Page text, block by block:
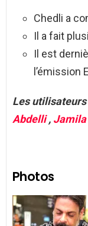
Chedli a
Il a fait
Il est
l’émission
Les
Abdelli, Jamila
Photos